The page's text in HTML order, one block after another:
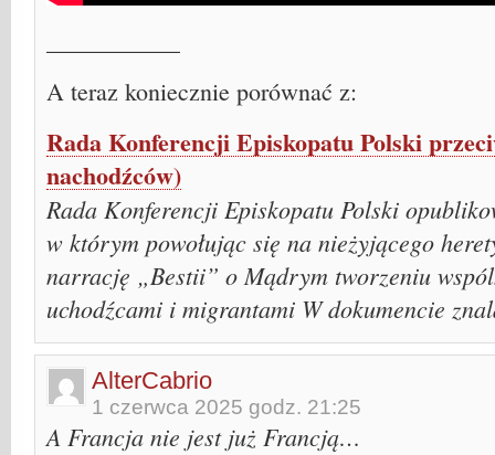
A teraz koniecznie porównać z:
Rada Konferencji Episkopatu Polski
nachodźców)
Rada Konferencji Episkopatu Polski
w którym powołując się na nieżyjącego
narrację „Bestii” o Mądrym tworzeniu
uchodźcami i migrantami W dokumencie
AlterCabrio
1 czerwca 2025 godz. 21:25
A Francja nie jest już Francją…